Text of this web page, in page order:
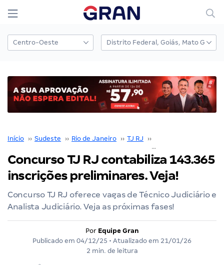
Início ›› Sudeste ›› Rio de Janeiro ›› TJ RJ ››
Concurso TJ RJ contabiliza 143.365
inscrições preliminares. Veja!
Concurso TJ RJ oferece vagas de Técnico Judiciário e
Analista Judiciário. Veja as próximas fases!
Por Equipe Gran
Publicado em 04/12/25 • Atualizado em 21/01/26
2 min. de leitura